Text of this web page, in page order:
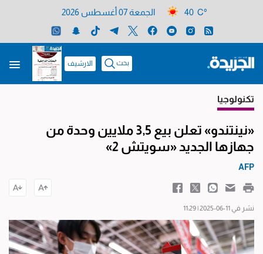
40 C° الجمعة 07 أغسطس 2026
بحث الارشيف
تكنولوجيا
«نينتندو» تعلن بيع 3,5 ملايين وحدة من
جهازها الجديد «سويتش 2»
AFP
نشر في 11-06-2025 | 11:29